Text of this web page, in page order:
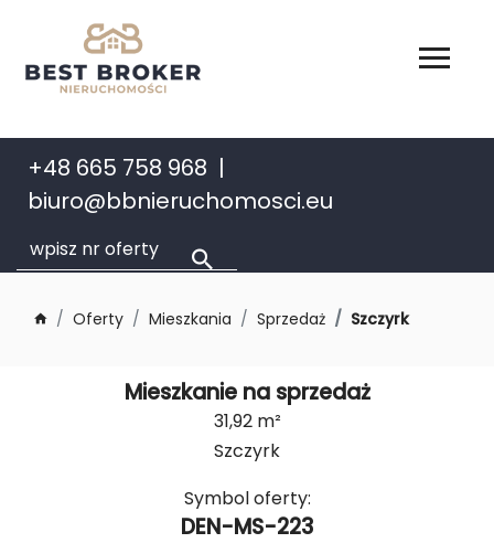
+48 665 758 968
biuro@bbnieruchomosci.eu
Oferty Mieszkania Sprzedaż Szczyrk
Mieszkanie na sprzedaż
31,92 m²
Szczyrk
Symbol oferty:
DEN-MS-223